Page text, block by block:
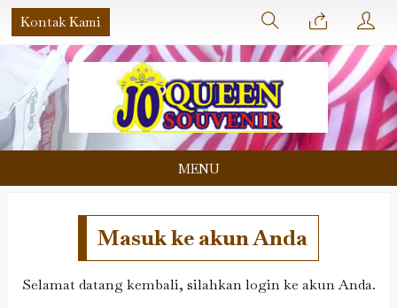
Kontak Kami
MENU
Masuk ke akun Anda
Selamat datang kembali, silahkan login ke akun Anda.